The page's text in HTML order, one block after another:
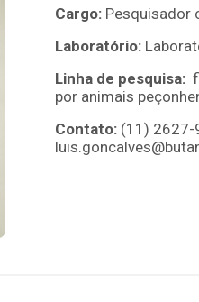
Cargo: Pesquisador
Laboratório:
Linha de pesquisa:
por animais
Contato: (11) 2627-